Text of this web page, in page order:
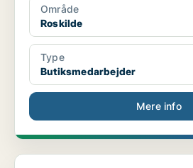
Område
Roskilde
Type
Butiksmedarbejder
Mere info
Køkkenmedhjælper